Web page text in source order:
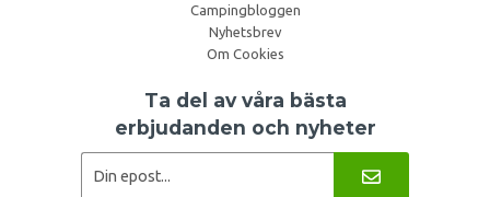
Campingbloggen
Nyhetsbrev
Om Cookies
Ta del av våra bästa
erbjudanden och nyheter